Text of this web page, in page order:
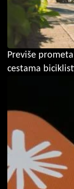
Previše
cestama